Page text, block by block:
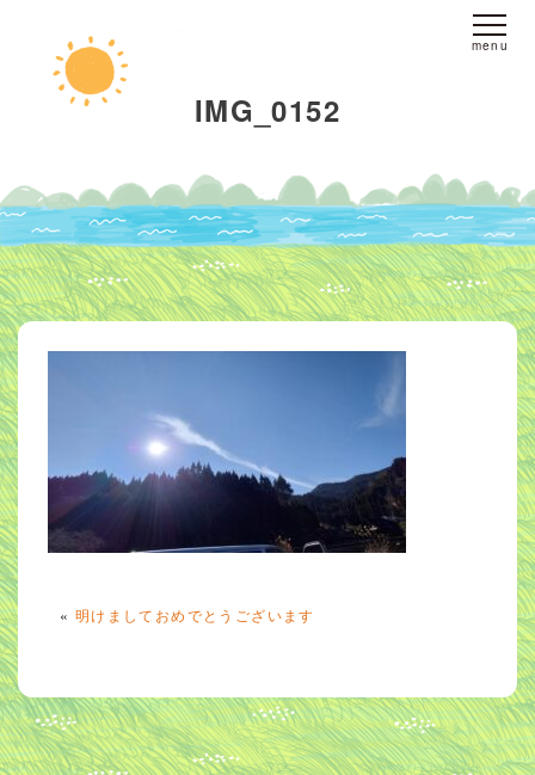
ホーム
スタジオへのアクセス
レッスンについて
スタジオレッスン
オンラインレッスン
お客様の声
お問い合わせ
IMG_0152
« 明けましておめでとうございます